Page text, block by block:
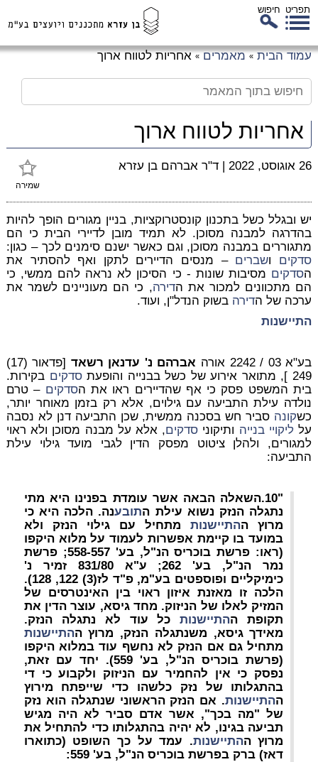
תפריט חיפוש
עמוד הבית » מאמרים » אחריות לטווח ארוך
אחריות לטווח ארוך
שמירה
26 אוגוסט, 2022 | ד"ר אברהם בן עזרא
יש ובגלל כשל בתכנון קונסטרוקציות, בניין מגורים הופך להיות
בהדרגה למבנה מסוכן. לא תמיד מובן לדיירי הבית כי הם
מתגוררים במבנה מסוכן, וגם כאשר ישנם סימנים לכך – כגון:
סדקים ושברים – מנסים הדיירים לתקן ואף להסתיר את
הסדקים מסיבות שונות - כי הסיכון לא נראה להם ממשי, כי
הם מתכוונים למכור את הדירה, כי הם מעוניינים לשמר את
ערכה של הדירה בשוק הנדל"ן, ועוד.
התיישנות
בע"א 03 / 2242 אורה אברהם נ' עדנאן רשאד
[פדאור (17)
249 ], מתואר אירוע של כשל בבנייה והופעת
סדקים בקירות.
בית המשפט פסק כי אף שהדיירים ראו את הסדקים – טרם
נולדה עילת התביעה עם גילוים, אלא רק בזמן מאוחר יותר,
כשקונה סביר חש בסכנה ממשית, שכן התביעה דנן לא נסבה
עלליקויי בנייה ותיקוני סדקים, אלא על מבנה מסוכן ולא ראוי
למגורים, ולהלן ציטוט מפסק הדין לגבי מועד גילוי עילת
התביעה:
"10.השאלה הבאה אשר עומדת בפנינו היא מתי
נתגלה הנזק נשוא עילת התובענה. הלכה היא כי
מרוץ ההתיישנותמתחיל עם גילוי הנזק ולא
במועד בו קיימת אפשרות לעמוד על מלוא היקפו
(ראו: פרשת בוכריס הנ"ל, בע' 558-557; פרשת
נמר הנ"ל, בע' 262; ע"א 831/80 זמיר נ'
כימיקליים ופוספטים בע"מ, פ"ד לז(3) 122, 128).
הלכה זו מאזנת איזון ראוי בין האינטרסים של
המזיק לאלו של הניזוק. מחד גיסא, עוצר הדין את
תקופת ההתיישנותכל עוד לא נתגלה הנזק.
מאידך גיסא, משנתגלה הנזק, מרוץ ההתיישנות
מתחיל גם אם הנזק לא נחשף עוד במלוא היקפו
(פרשת בוכריס הנ"ל, בע' 559). יחד עם זאת,
נפסק כי אין להחמיר עם הניזוק ולקבוע כי די
בהתגלותו של נזק כלשהו כדי שייפתח מירוץ
ההתיישנות. אם הנזק הראשוני שנתגלה הוא נזק
של "מה בכך", אשר אדם סביר לא היה מגיש
תביעה בגינו, לא יהיה בהתגלותו כדי להתחיל את
מרוץ ההתיישנות. עמד על כך השופט (כתוארו
דאז) ברק בפרשת בוכריס הנ"ל, בע' 559: